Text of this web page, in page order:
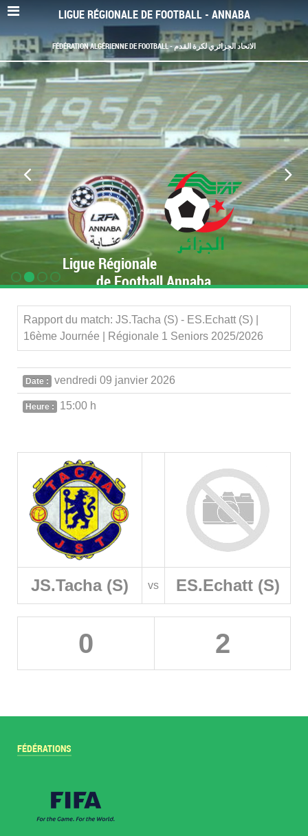
LIGUE RÉGIONALE DE FOOTBALL - ANNABA
FÉDÉRATION ALGÉRIENNE DE FOOTBALL - الاتحاد الجزائري لكرة القدم
Ligue Régionale
de Football Annaba
Rapport du match: JS.Tacha (S) - ES.Echatt (S) |
16ème Journée | Régionale 1 Seniors 2025/2026
Date : vendredi 09 janvier 2026
Heure : 15:00 h
JS.Tacha (S) vs ES.Echatt (S)
0 2
FÉDÉRATIONS